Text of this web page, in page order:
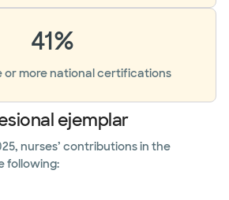
41%
or more national certifications
ejemplar
nurses’ contributions in the
following: